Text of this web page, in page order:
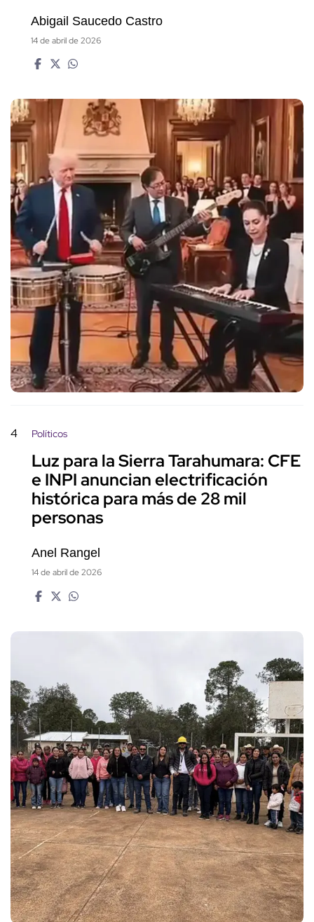
Abigail Saucedo Castro
14 de abril de 2026
4 Políticos
Luz para la Sierra Tarahumara: CFE
e INPI anuncian electrificación
histórica para más de 28 mil
personas
Anel Rangel
14 de abril de 2026